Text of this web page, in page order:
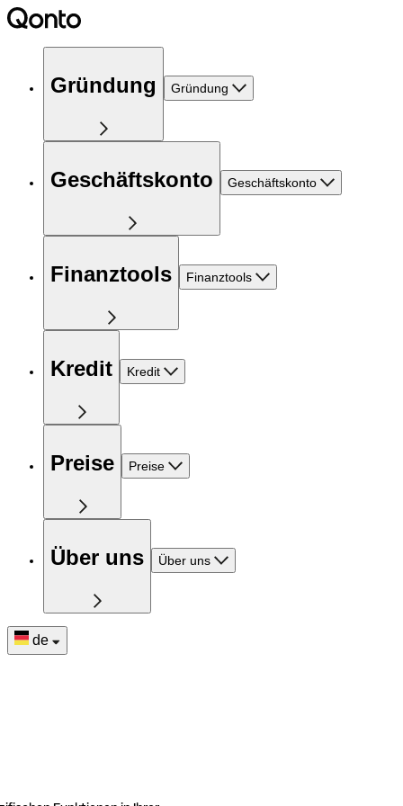
Gründung Gründung
Geschäftskonto Geschäftskonto
Finanztools Finanztools
Kredit Kredit
Preise Preise
Über uns Über uns
de